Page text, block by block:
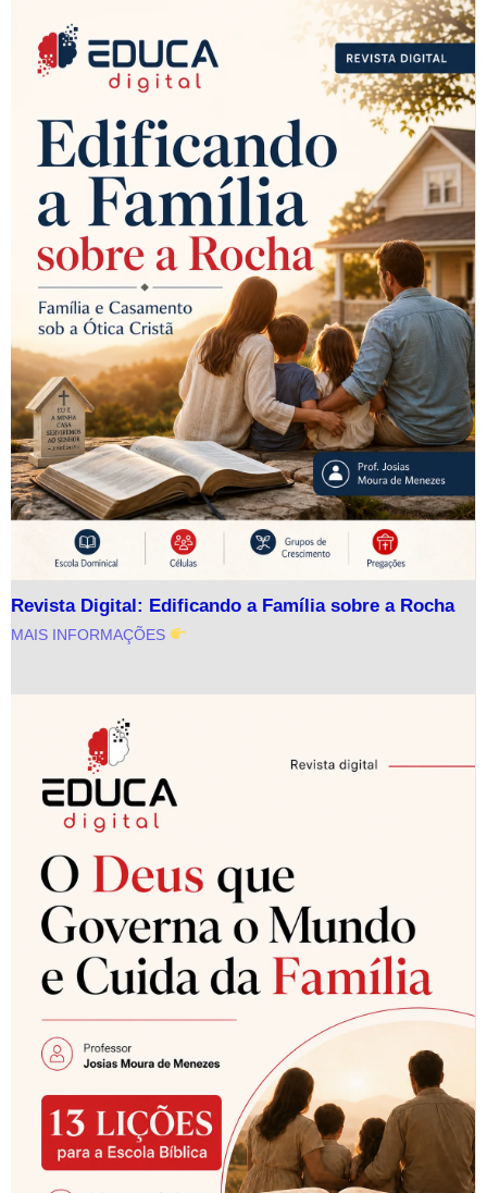
Revista Digital: Edificando a Família sobre a Rocha
MAIS INFORMAÇÕES